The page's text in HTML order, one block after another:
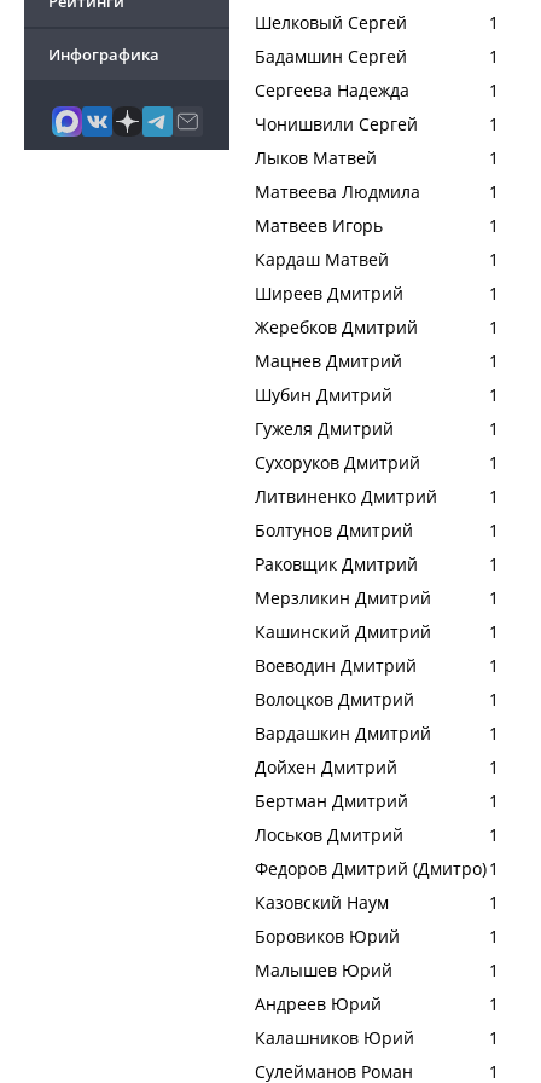
Инфографика
Шелковый Сергей
1
Бадамшин Сергей
1
Сергеева Надежда
1
Чонишвили Сергей
1
Лыков Матвей
1
Матвеева Людмила
1
Матвеев Игорь
1
Кардаш Матвей
1
Ширеев Дмитрий
1
Жеребков Дмитрий
1
Мацнев Дмитрий
1
Шубин Дмитрий
1
Гужеля Дмитрий
1
Сухоруков Дмитрий
1
Литвиненко Дмитрий
1
Болтунов Дмитрий
1
Раковщик Дмитрий
1
Мерзликин Дмитрий
1
Кашинский Дмитрий
1
Воеводин Дмитрий
1
Волоцков Дмитрий
1
Вардашкин Дмитрий
1
Дойхен Дмитрий
1
Бертман Дмитрий
1
Лоськов Дмитрий
1
Федоров Дмитрий (Дмитро)1
Казовский Наум
1
Боровиков Юрий
1
Малышев Юрий
1
Андреев Юрий
1
Калашников Юрий
1
Сулейманов Роман
1